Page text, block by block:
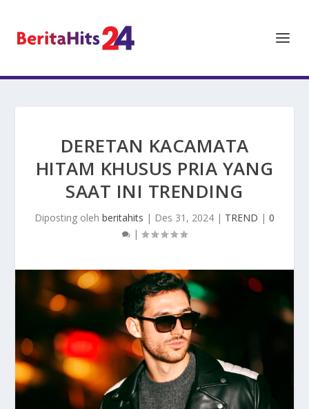
DERETAN KACAMATA
HITAM KHUSUS PRIA YANG
SAAT INI TRENDING
Diposting oleh beritahits | Des 31, 2024 | TREND | 0
|